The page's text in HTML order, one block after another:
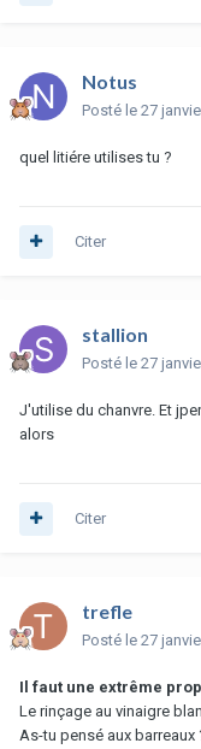
Notus
Posté le 27
quel litiére utilises tu ?
Citer
stallion
Posté le 27
J'utilise du chanvre. Et
alors
Citer
trefle
Posté le 27
Il faut une extrême
Le rinçage au vinaigre
As-tu pensé aux barreaux